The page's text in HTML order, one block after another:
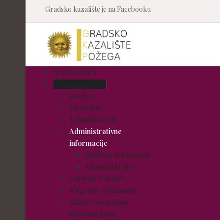
Gradsko kazalište je na Facebooku
NASLOVNA
Povijest
Djelatnici
Tehnički uvjeti
Administrativne
informacije
Službeni dokumenti
Financijski dio
Galerija "Ciraki"
Nagrade i priznanja
Zahtjev za pristup
informacijama